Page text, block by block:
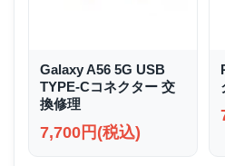
Galaxy A56 5G USB
TYPE-Cコネクター 交
換修理
7,700円(税込)